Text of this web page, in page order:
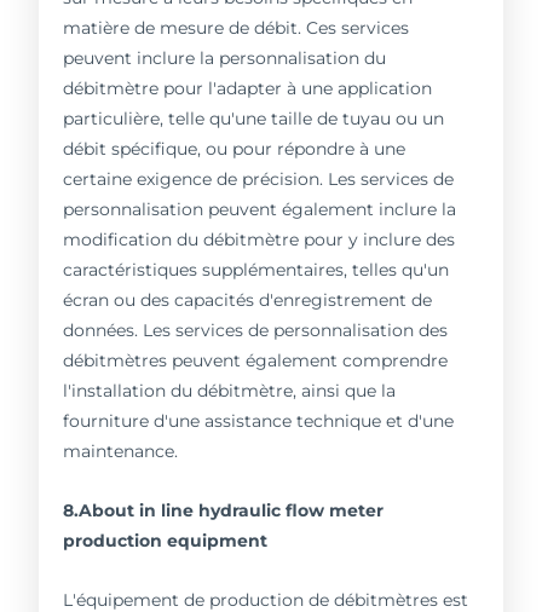
matière de mesure de débit. Ces services
peuvent inclure la personnalisation du
débitmètre pour l'adapter à une application
particulière, telle qu'une taille de tuyau ou un
débit spécifique, ou pour répondre à une
certaine exigence de précision. Les services de
personnalisation peuvent également inclure la
modification du débitmètre pour y inclure des
caractéristiques supplémentaires, telles qu'un
écran ou des capacités d'enregistrement de
données. Les services de personnalisation des
débitmètres peuvent également comprendre
l'installation du débitmètre, ainsi que la
fourniture d'une assistance technique et d'une
maintenance.
8.About in line hydraulic flow meter
production equipment
L'équipement de production de débitmètres est